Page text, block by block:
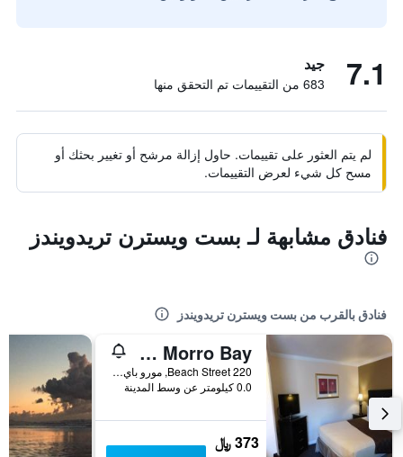
7.1 جيد
683 من التقييمات تم التحقق منها
لم يتم العثور على تقييمات. حاول إزالة مرشح أو تغيير بحثك أو
مسح كل شيء لعرض التقييمات.
فنادق مشابهة لـ بست ويسترن تريدويندز
فنادق بالقرب من بست ويسترن تريدويندز
Seaside Inn Morro Bay
220 Beach Street, مورو باي, CA, الولايات المتحدة الأميريكية
0.0 كيلومتر عن وسط المدينة
373 ﷼